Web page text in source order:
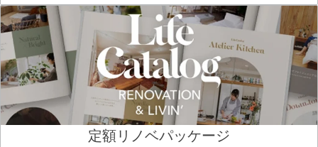
定額リノベパッケージ